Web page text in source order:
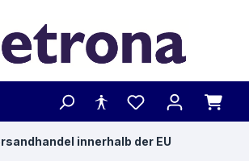
innerhalb der EU